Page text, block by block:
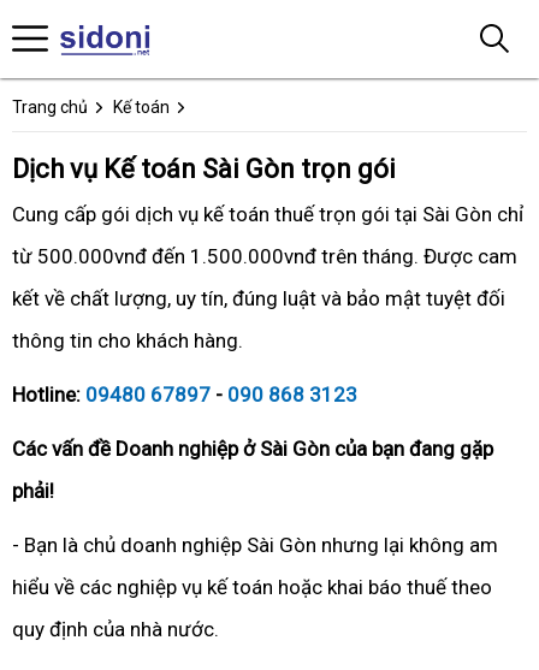
Trang chủ Kế toán
Dịch vụ Kế toán Sài Gòn trọn gói
Cung cấp gói dịch vụ kế toán thuế trọn gói tại Sài Gòn chỉ
từ 500.000vnđ đến 1.500.000vnđ trên tháng. Được cam
kết về chất lượng, uy tín, đúng luật và bảo mật tuyệt đối
thông tin cho khách hàng.
Hotline: 09480 67897 - 090 868 3123
Các vấn đề Doanh nghiệp ở Sài Gòn của bạn đang gặp
phải!
- Bạn là chủ doanh nghiệp Sài Gòn nhưng lại không am
hiểu về các nghiệp vụ kế toán hoặc khai báo thuế theo
quy định của nhà nước.